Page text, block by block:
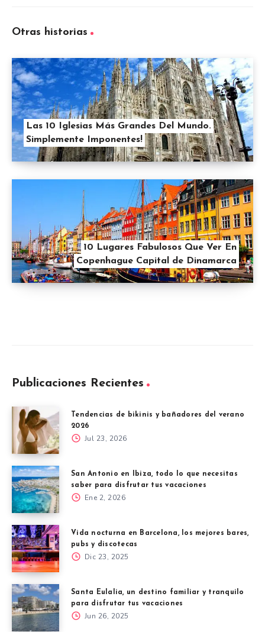
Otras historias
Las 10 Iglesias Más Grandes Del Mundo.
Simplemente Imponentes!
10 Lugares Fabulosos Que Ver En
Copenhague Capital de Dinamarca
Publicaciones Recientes
Tendencias de bikinis y bañadores del verano
2026
Jul 23, 2026
San Antonio en Ibiza, todo lo que necesitas
saber para disfrutar tus vacaciones
Ene 2, 2026
Vida nocturna en Barcelona, los mejores bares,
pubs y discotecas
Dic 23, 2025
Santa Eulalia, un destino familiar y tranquilo
para disfrutar tus vacaciones
Jun 26, 2025